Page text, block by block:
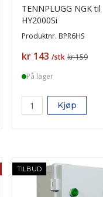
TENNPLUGG NGK til
HY2000Si
Produktnr. BPR6HS
Pris
kr 143 /stk kr 159
På lager
Kjøp
TILBUD